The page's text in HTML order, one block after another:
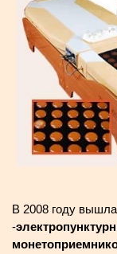
В 2008 году
-